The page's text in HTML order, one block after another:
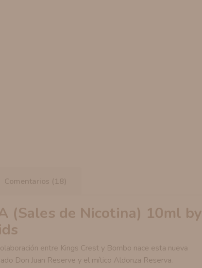
Comentarios (18)
(Sales de Nicotina) 10ml by
entre Kings Crest y Bombo nace esta nueva
Don Juan Reserve y el mítico Aldonza Reserva.